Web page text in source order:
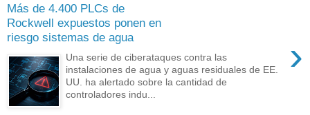
Más de 4.400 PLCs de
Rockwell expuestos ponen en
riesgo sistemas de agua
›
Una serie de ciberataques contra las
instalaciones de agua y aguas residuales de EE.
UU. ha alertado sobre la cantidad de
controladores indu...